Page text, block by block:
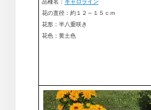
品種名： キャロライン
花の直径：約１２～１５ｃｍ
花形：半八重咲き
花色：黄土色